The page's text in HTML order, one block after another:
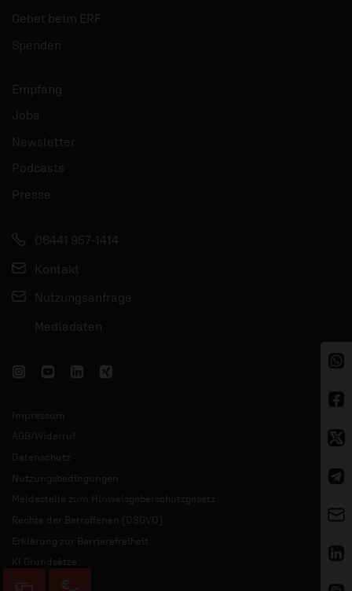
Gebet beim ERF
Spenden
Empfang
Jobs
Newsletter
Podcasts
Presse
06441 957-1414
Kontakt
Nutzungsanfrage
Mediadaten
Impressum
AGB/Widerruf
Datenschutz
Nutzungsbedingungen
Meldestelle zum Hinweisgeberschutzgesetz
Rechte der Betroffenen (DSGVO)
Erklärung zur Barrierefreiheit
KI Grundsätze